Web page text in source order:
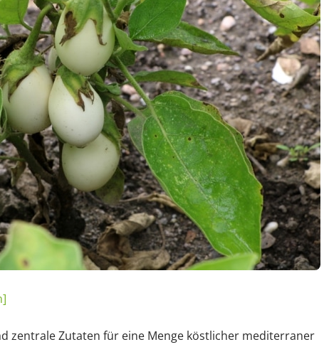
zentrale Zutaten für eine Menge köstlicher mediterraner